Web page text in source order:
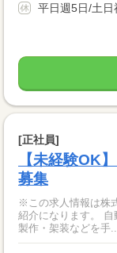
平日週5日/土日
[正社員]
【未経験OK
募集
※この求人情報は株
紹介になります。
製作・架装などを手...